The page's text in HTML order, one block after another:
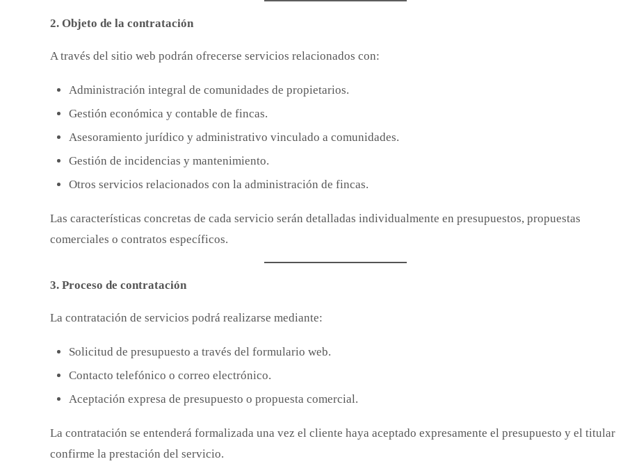
2. Objeto de la contratación
A través del sitio web podrán ofrecerse servicios relacionados con:
Administración integral de comunidades de propietarios.
Gestión económica y contable de fincas.
Asesoramiento jurídico y administrativo vinculado a comunidades.
Gestión de incidencias y mantenimiento.
Otros servicios relacionados con la administración de fincas.
Las características concretas de cada servicio serán detalladas individualmente en presupuestos, propuestas
comerciales o contratos específicos.
3. Proceso de contratación
La contratación de servicios podrá realizarse mediante:
Solicitud de presupuesto a través del formulario web.
Contacto telefónico o correo electrónico.
Aceptación expresa de presupuesto o propuesta comercial.
La contratación se entenderá formalizada una vez el cliente haya aceptado expresamente el presupuesto y el titular
confirme la prestación del servicio.